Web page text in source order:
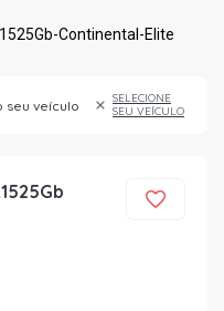
seu veículo
SELECIONE
SEU VEÍCULO